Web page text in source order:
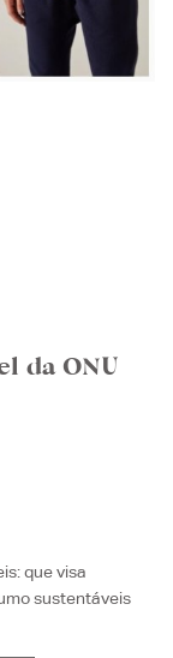
da ONU
: que visa
sustentáveis